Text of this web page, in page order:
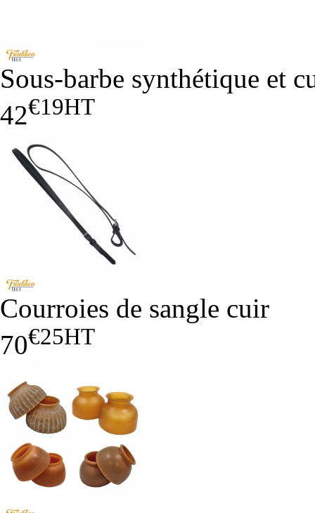
Sous-barbe synthétique et
42€19HT
Courroies de sangle cuir
70€25HT